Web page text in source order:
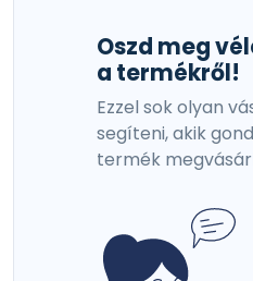
Oszd meg
a termékről!
Ezzel sok olyan
segíteni, akik
termék